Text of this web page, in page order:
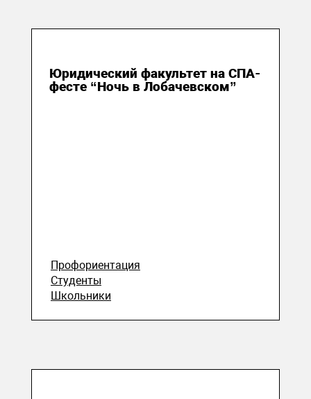
Юридический факультет на СПА-
фесте “Ночь в Лобачевском”
Профориентация
Студенты
Школьники